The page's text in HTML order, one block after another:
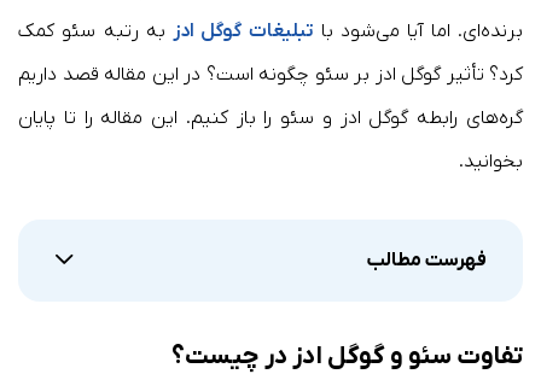
برنده‌ای. اما آیا می‌شود با تبلیغات گوگل ادز به رتبه سئو کمک
کرد؟ تأثیر گوگل ادز بر سئو چگونه است؟ در این مقاله قصد داریم
گره‌های رابطه گوگل ادز و سئو را باز کنیم. این مقاله را تا پایان
بخوانید.
فهرست مطالب
تفاوت سئو و گوگل ادز در چیست؟